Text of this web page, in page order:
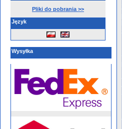
Pliki do pobrania >>
Język
Wysyłka